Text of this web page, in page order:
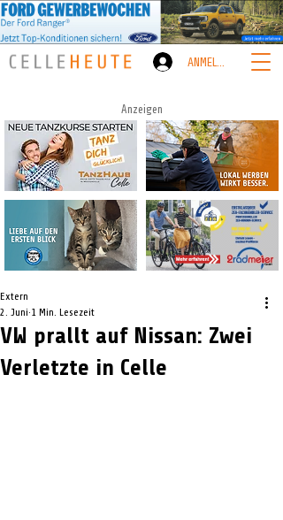
ANMELDEN
Anzeigen
VW prallt auf Nissan: Zwei
Verletzte in Celle
Extern
2. Juni 1 Min. Lesezeit